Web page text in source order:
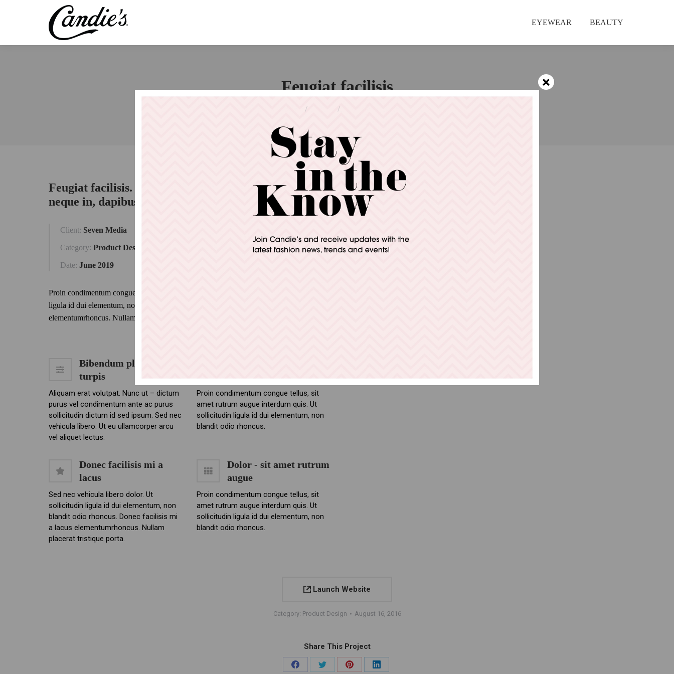
EYEWEAR BEAUTY
Feugiat facilisis
You are here:
Feugiat facilisis. Morbi iaculis erat posuere, congue
neque in, dapibus dui.
Client: Seven Media
Category: Product Design
Date: June 2019
Proin condimentum congue tellus, sit amet rutrum augue interdum quis. Ut sollicitudin
ligula id dui elementum, non blandit odio rhoncus. Donec facilisis mi a lacus
elementumrhoncus. Nullam placerat tristique porta.
Bibendum placerat
turpis
Aliquam erat volutpat. Nunc ut – dictum
purus vel condimentum ante ac purus
sollicitudin dictum id sed ipsum. Sed nec
vehicula libero. Ut eu ullamcorper arcu
vel aliquet lectus.
augue
Proin condimentum congue tellus, sit
amet rutrum augue interdum quis. Ut
sollicitudin ligula id dui elementum, non
blandit odio rhoncus.
Donec facilisis mi a
lacus
Sed nec vehicula libero dolor. Ut
sollicitudin ligula id dui elementum, non
blandit odio rhoncus. Donec facilisis mi
a lacus elementumrhoncus. Nullam
placerat tristique porta.
Dolor - sit amet rutrum
augue
Proin condimentum congue tellus, sit
amet rutrum augue interdum quis. Ut
sollicitudin ligula id dui elementum, non
blandit odio rhoncus.
Launch Website
Category: Product Design August 16, 2016
Share This Project
Share
Share
Share
Share
×